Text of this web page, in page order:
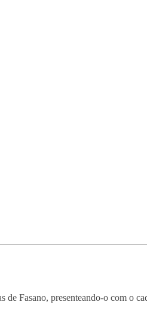
de Fasano, presenteando-o com o